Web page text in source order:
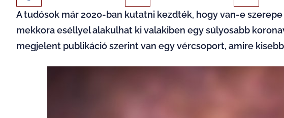
A tudósok már 2020-ban kutatni kezdték, hogy van-e
mekkora eséllyel alakulhat ki valakiben egy súlyosabb
megjelent publikáció szerint van egy vércsoport, amire